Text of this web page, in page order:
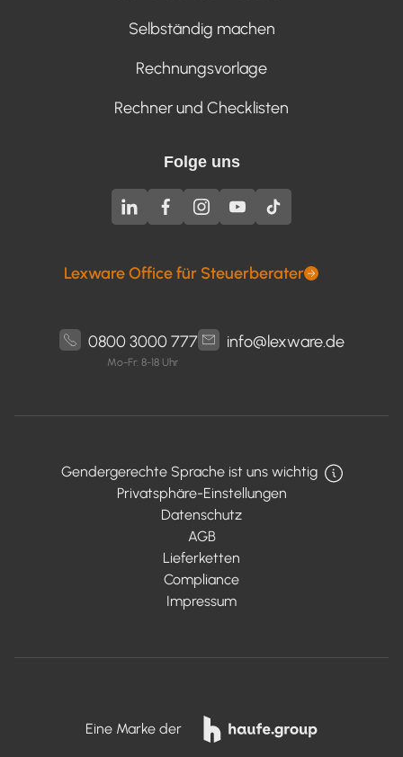
Selbständig machen
Rechnungsvorlage
Rechner und Checklisten
Folge uns
Lexware Office für Steuerberater
0800 3000 777
Mo-Fr: 8-18 Uhr
info@lexware.de
Privatsphäre-Einstellungen
Datenschutz
AGB
Lieferketten
Compliance
Impressum
Gendergerechte Sprache ist uns wichtig
Eine Marke der